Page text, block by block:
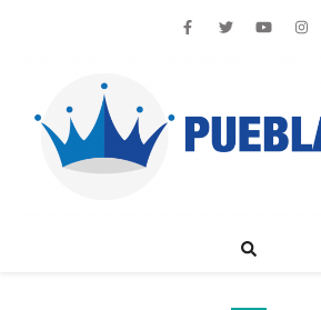
Noticias de actualidad de Puebla, México y